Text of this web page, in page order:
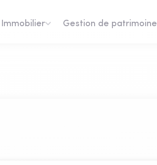
Immobilier Gestion de patrimoine